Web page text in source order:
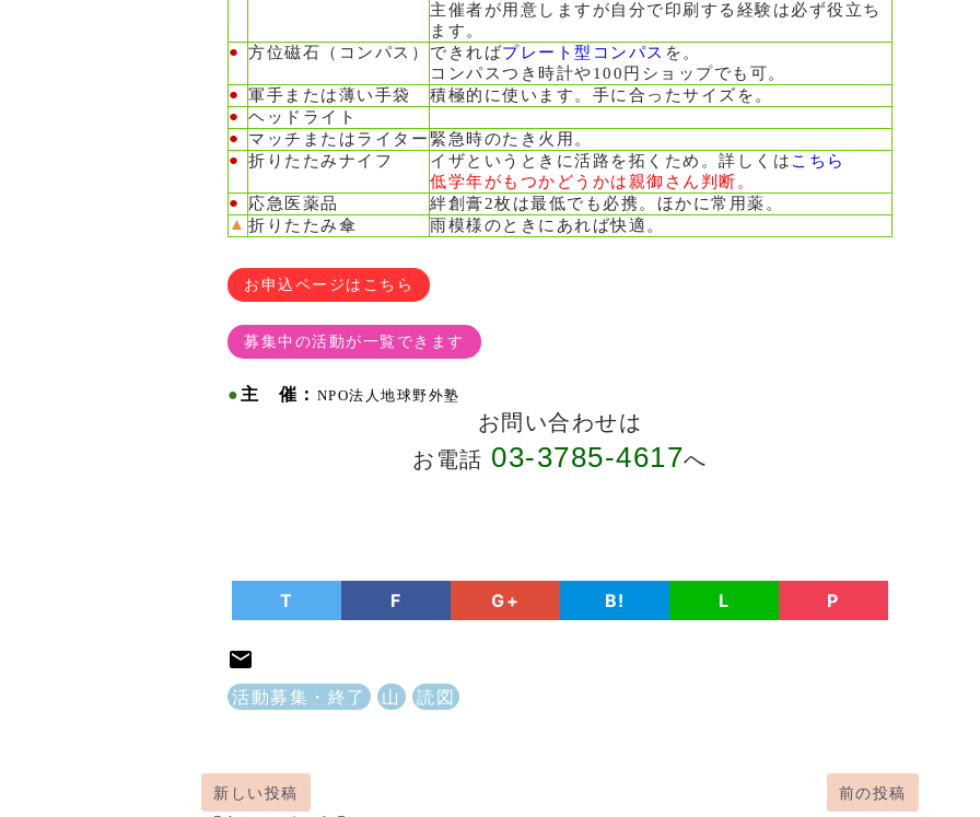
主催者が用意しますが自分で印刷する経験は必ず役立ち
ます。
●
方位磁石（コンパス） できればプレート型コンパス を。
コンパスつき時計や100円ショップでも可。
●
軍手または薄い手袋
積極的に使います。手に合ったサイズを。
●
ヘッドライト
●
マッチまたはライター 緊急時のたき火用。
●
折りたたみナイフ イザというときに活路を拓くため。詳しくは こちら
低学年がもつかどうかは親御さん判断。
●
応急医薬品
絆創膏2枚は最低でも必携。ほかに常用薬。
▲ 折りたたみ傘 雨模様のときにあれば快適。
お申込ページはこちら
募集中の活動が一覧できます
● 主 催： NPO法人地球野外塾
お問い合わせは
お電話 03-3785-4617へ
T F G+ B! L P
活動募集・終了 山 読図
新しい投稿 前の投稿